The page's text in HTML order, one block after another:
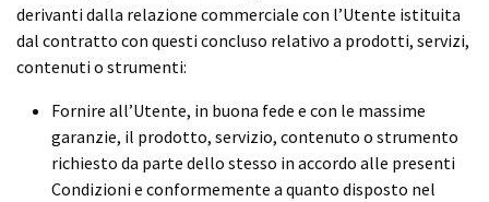
derivanti dalla relazione commerciale con l’Utente istituita
dal contratto con questi concluso relativo a prodotti, servizi,
contenuti o strumenti:
Fornire all’Utente, in buona fede e con le massime
garanzie, il prodotto, servizio, contenuto o strumento
richiesto da parte dello stesso in accordo alle presenti
Condizioni e conformemente a quanto disposto nel